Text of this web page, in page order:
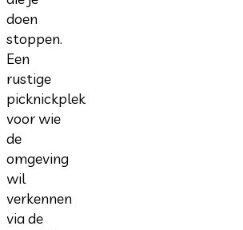
doen
stoppen.
Een
rustige
picknickplek
voor wie
de
omgeving
wil
verkennen
via de